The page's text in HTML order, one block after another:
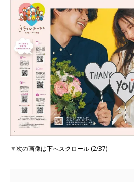
▼次の画像は下へスクロール (2/37)